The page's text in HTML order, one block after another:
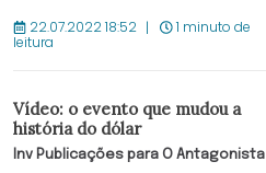
22.07.2022 18:52 1 minuto de
leitura
Vídeo: o evento que mudou a
história do dólar
Inv Publicações para O Antagonista